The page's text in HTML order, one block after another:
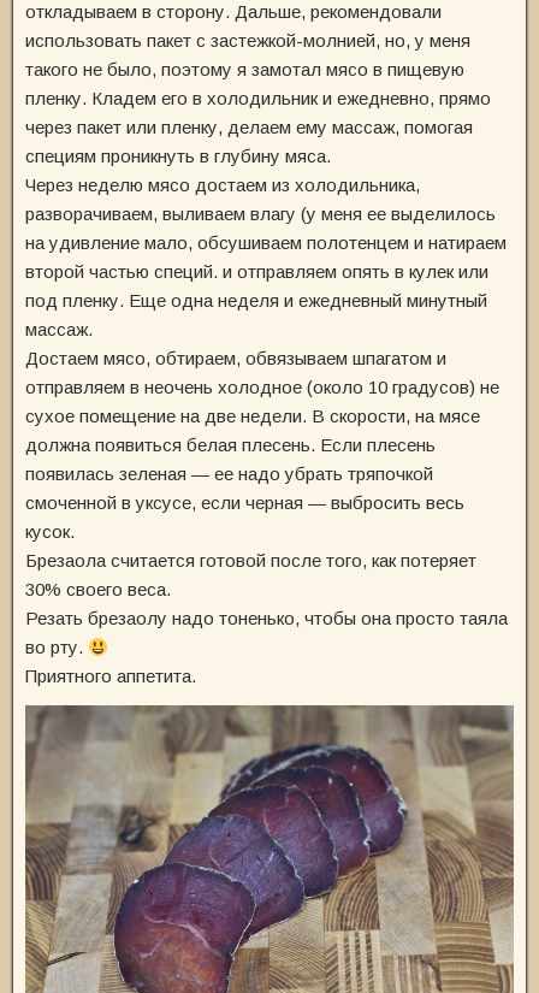
откладываем в сторону. Дальше, рекомендовали
использовать пакет с застежкой-молнией, но, у меня
такого не было, поэтому я замотал мясо в пищевую
пленку. Кладем его в холодильник и ежедневно, прямо
через пакет или пленку, делаем ему массаж, помогая
специям проникнуть в глубину мяса.
Через неделю мясо достаем из холодильника,
разворачиваем, выливаем влагу (у меня ее выделилось
на удивление мало, обсушиваем полотенцем и натираем
второй частью специй. и отправляем опять в кулек или
под пленку. Еще одна неделя и ежедневный минутный
массаж.
Достаем мясо, обтираем, обвязываем шпагатом и
отправляем в неочень холодное (около 10 градусов) не
сухое помещение на две недели. В скорости, на мясе
должна появиться белая плесень. Если плесень
появилась зеленая — ее надо убрать тряпочкой
смоченной в уксусе, если черная — выбросить весь
кусок.
Брезаола считается готовой после того, как потеряет
30% своего веса.
Резать брезаолу надо тоненько, чтобы она просто таяла
во рту.
Приятного аппетита.